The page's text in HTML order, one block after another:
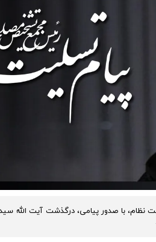
نظام، با صدور پیامی، درگذشت آیت الله